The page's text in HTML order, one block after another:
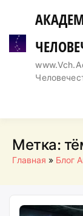
содержимому
Метка:
Главная Блог